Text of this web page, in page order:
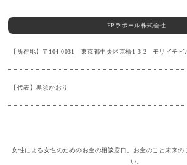
FPラポール株式会社
【所在地】〒104-0031 東京都中央区京橋1-3-2 モリイチビ
【代表】黒須かおり
女性による女性のためのお金の相談窓口。お金のこと未来の
い。